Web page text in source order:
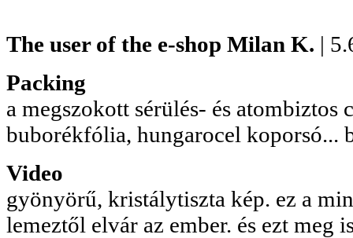
The user of the e-shop Milan K. |
Packing
a megszokott sérülés- és atombiztos
buborékfólia, hungarocel koporsó...
Video
gyönyörű, kristálytiszta kép. ez a
lemeztől elvár az ember. és ezt meg